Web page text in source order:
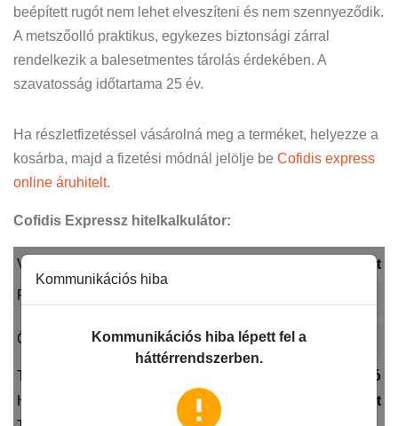
beépített rugót nem lehet elveszíteni és nem szennyeződik.
A metszőolló praktikus, egykezes biztonsági zárral
rendelkezik a balesetmentes tárolás érdekében. A
szavatosság időtartama 25 év.
Ha részletfizetéssel vásárolná meg a terméket, helyezze a
kosárba, majd a fizetési módnál jelölje be Cofidis express
online áruhitelt.
Cofidis Expressz hitelkalkulátor: